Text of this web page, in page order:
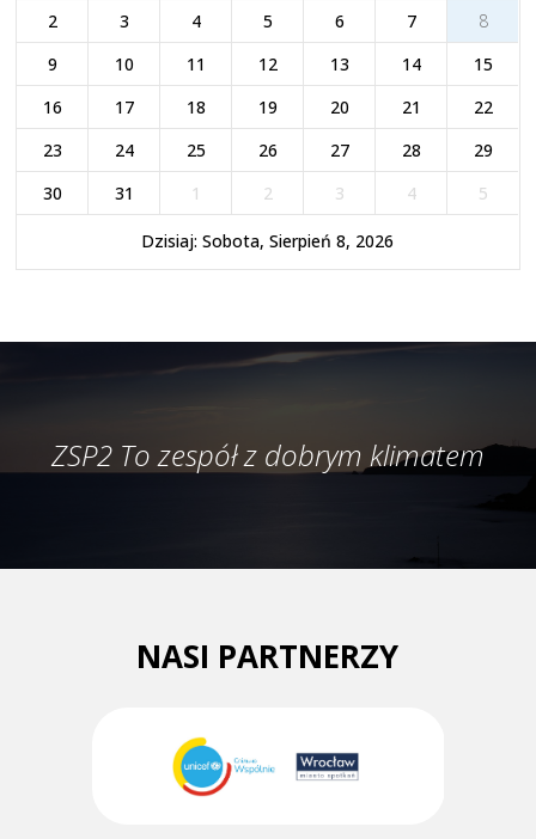
2
3 4 5 6 7
8
9
10 11 12 13 14
15
16
17 18 19 20 21
22
23
24 25 26 27 28
29
30
31 1 2 3 4 5
Dzisiaj: Sobota, Sierpień 8, 2026
ZSP2 To zespół z dobrym klimatem
NASI PARTNERZY